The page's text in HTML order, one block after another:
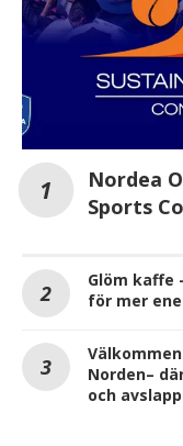
Nordea
Sports
Glöm kaffe
för mer
Norden–
och